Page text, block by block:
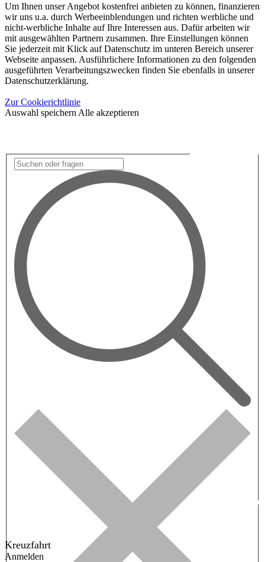
Um Ihnen unser Angebot kostenfrei anbieten zu können, finanzieren
wir uns u.a. durch Werbeeinblendungen und richten werbliche und
nicht-werbliche Inhalte auf Ihre Interessen aus. Dafür arbeiten wir
mit ausgewählten Partnern zusammen. Ihre Einstellungen können
Sie jederzeit mit Klick auf Datenschutz im unteren Bereich unserer
Webseite anpassen. Ausführlichere Informationen zu den folgenden
ausgeführten Verarbeitungszwecken finden Sie ebenfalls in unserer
Datenschutzerklärung.
Zur Cookierichtlinie
Auswahl speichern Alle akzeptieren
Kreuzfahrt
Anmelden